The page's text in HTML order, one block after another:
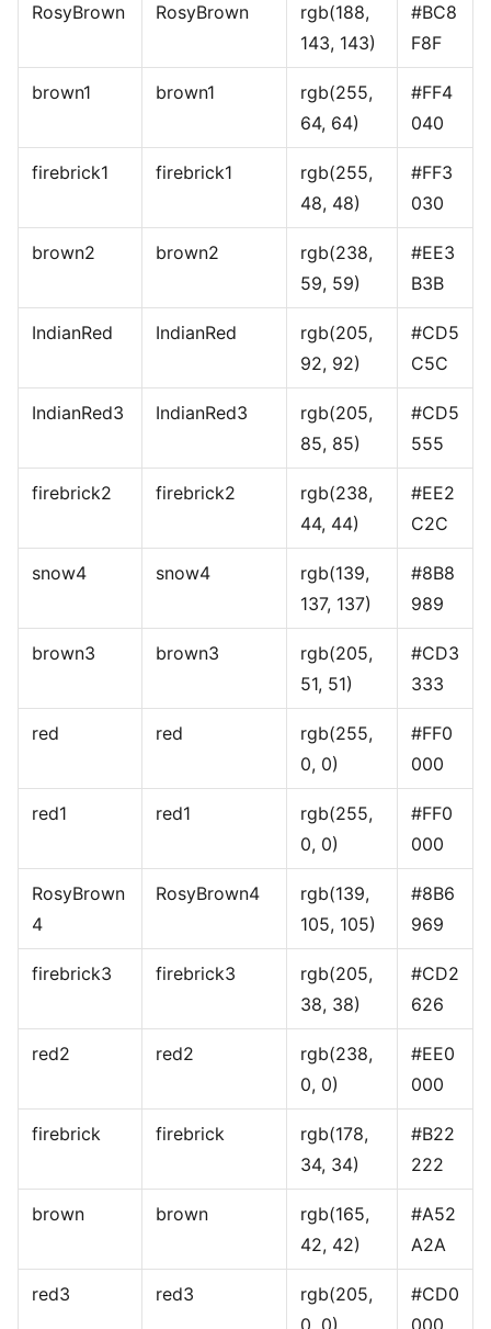
RosyBrown RosyBrown
rgb(188,
143, 143)
#BC8
F8F
brown1 brown1
rgb(255,
64, 64)
#FF4
040
firebrick1 firebrick1
rgb(255,
48, 48)
#FF3
030
brown2 brown2
rgb(238,
59, 59)
#EE3
B3B
IndianRed IndianRed
rgb(205,
92, 92)
#CD5
C5C
IndianRed3 IndianRed3
rgb(205,
85, 85)
#CD5
555
firebrick2 firebrick2
rgb(238,
44, 44)
#EE2
C2C
snow4 snow4
rgb(139,
137, 137)
#8B8
989
brown3 brown3
rgb(205,
51, 51)
#CD3
333
red red
rgb(255,
0, 0)
#FF0
000
red1 red1
rgb(255,
0, 0)
#FF0
000
RosyBrown
4
RosyBrown4
rgb(139,
105, 105)
#8B6
969
firebrick3 firebrick3
rgb(205,
38, 38)
#CD2
626
red2 red2
rgb(238,
0, 0)
#EE0
000
firebrick firebrick
rgb(178,
34, 34)
#B22
222
brown brown
rgb(165,
42, 42)
#A52
A2A
red3 red3
rgb(205,
#CD0